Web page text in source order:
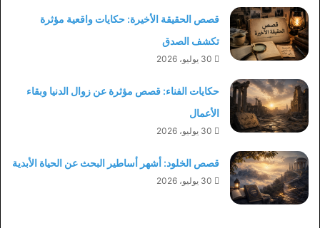
قصص الحقيقة الأخيرة: حكايات واقعية مؤثرة
تكشف الصدق
30 يوليو، 2026
حكايات الفناء: قصص مؤثرة عن زوال الدنيا وبقاء
الأعمال
30 يوليو، 2026
قصص الخلود: أشهر أساطير البحث عن الحياة الأبدية
30 يوليو، 2026